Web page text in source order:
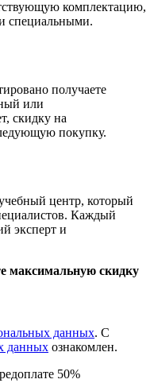
комплектацию,
специальными.
получаете
или
скидку на
покупку.
центр, который
Каждый
эксперт и
максимальную скидку
данных. С
данных ознакомлен.
50%